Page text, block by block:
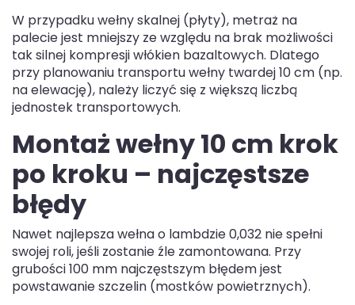
W przypadku wełny skalnej (płyty), metraż na
palecie jest mniejszy ze względu na brak możliwości
tak silnej kompresji włókien bazaltowych. Dlatego
przy planowaniu transportu wełny twardej 10 cm (np.
na elewację), należy liczyć się z większą liczbą
jednostek transportowych.
Montaż wełny 10 cm krok
po kroku – najczęstsze
błędy
Nawet najlepsza wełna o lambdzie 0,032 nie spełni
swojej roli, jeśli zostanie źle zamontowana. Przy
grubości 100 mm najczęstszym błędem jest
powstawanie szczelin (mostków powietrznych).